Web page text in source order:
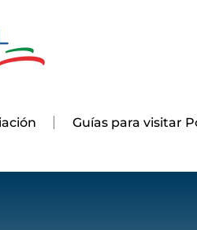
Guías para visitar